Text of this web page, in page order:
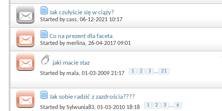
Jak czułyście się w ciąży?
Started bycass, 06-12-2021 10:17
Co na prezent dla faceta
Started bymerlina, 26-04-2017 09:01
jaki macie staz
Started bymala, 01-03-2009 21:17 1 2 3 ... 21
Jak sobie radzić z zazdrościa????
Started bySylwunia83, 01-03-2010 18:18 1 2 3 ... 6